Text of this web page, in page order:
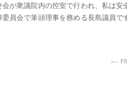
が衆議院内の控室で行われ、私は安
員会で筆頭理事を務める長島議員で